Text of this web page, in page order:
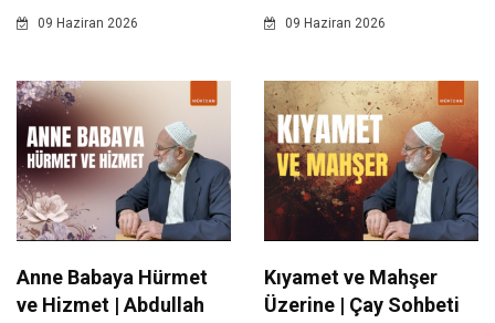
09 Haziran 2026 09 Haziran 2026
Anne Babaya Hürmet
ve Hizmet | Abdullah
Kıyamet ve Mahşer
Üzerine | Çay Sohbeti